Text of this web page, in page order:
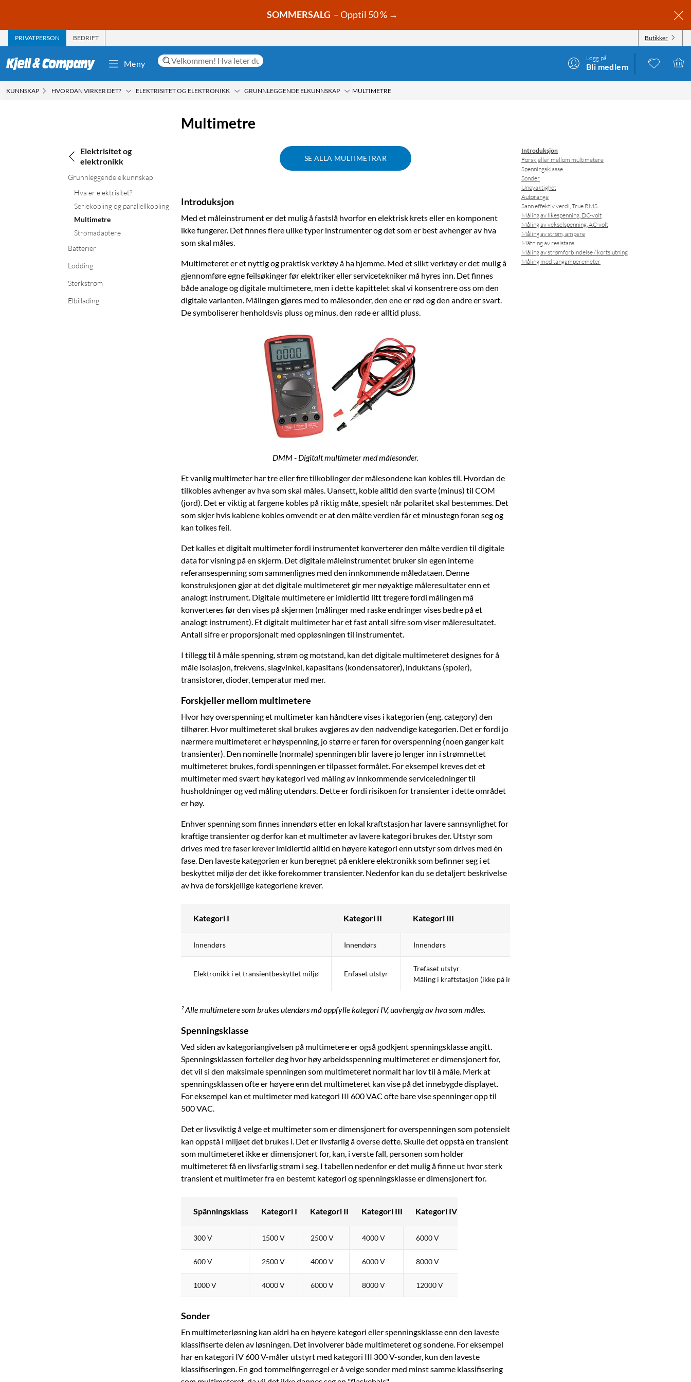
SOMMERSALG – Opptil 50 % →
PRIVATPERSON BEDRIFT Butikker
Meny
Logg på
Bli medlem
KUNNSKAP HVORDAN VIRKER DET? ELEKTRISITET OG ELEKTRONIKK GRUNNLEGGENDE ELKUNNSKAP MULTIMETRE
Multimetre
Elektrisitet og
elektronikk
Grunnleggende elkunnskap
Hva er elektrisitet?
Seriekobling og parallellkobling
Multimetre
Strømadaptere
Batterier
Lodding
Sterkstrøm
Elbillading
Introduksjon
Forskjeller mellom multimetere
Spenningsklasse
Sonder
Unøyaktighet
Autorange
Sann effektiv verdi, True RMS
Måling av likespenning, DC-volt
Måling av vekselspenning, AC-volt
Måling av strøm, ampere
Mätning av resistans
Måling av strømforbindelse / kortslutning
Måling med tangamperemeter
SE ALLA MULTIMETRAR
Introduksjon
Med et måleinstrument er det mulig å fastslå hvorfor en elektrisk krets eller en komponent
ikke fungerer. Det finnes flere ulike typer instrumenter og det som er best avhenger av hva
som skal måles.
Multimeteret er et nyttig og praktisk verktøy å ha hjemme. Med et slikt verktøy er det mulig å
gjennomføre egne feilsøkinger før elektriker eller servicetekniker må hyres inn. Det finnes
både analoge og digitale multimetere, men i dette kapittelet skal vi konsentrere oss om den
digitale varianten. Målingen gjøres med to målesonder, den ene er rød og den andre er svart.
De symboliserer henholdsvis pluss og minus, den røde er alltid pluss.
DMM - Digitalt multimeter med målesonder.
Et vanlig multimeter har tre eller fire tilkoblinger der målesondene kan kobles til. Hvordan de
tilkobles avhenger av hva som skal måles. Uansett, koble alltid den svarte (minus) til COM
(jord). Det er viktig at fargene kobles på riktig måte, spesielt når polaritet skal bestemmes. Det
som skjer hvis kablene kobles omvendt er at den målte verdien får et minustegn foran seg og
kan tolkes feil.
Det kalles et digitalt multimeter fordi instrumentet konverterer den målte verdien til digitale
data for visning på en skjerm. Det digitale måleinstrumentet bruker sin egen interne
referansespenning som sammenlignes med den innkommende måledataen. Denne
konstruksjonen gjør at det digitale multimeteret gir mer nøyaktige måleresultater enn et
analogt instrument. Digitale multimetere er imidlertid litt tregere fordi målingen må
konverteres før den vises på skjermen (målinger med raske endringer vises bedre på et
analogt instrument). Et digitalt multimeter har et fast antall sifre som viser måleresultatet.
Antall sifre er proporsjonalt med oppløsningen til instrumentet.
I tillegg til å måle spenning, strøm og motstand, kan det digitale multimeteret designes for å
måle isolasjon, frekvens, slagvinkel, kapasitans (kondensatorer), induktans (spoler),
transistorer, dioder, temperatur med mer.
Forskjeller mellom multimetere
Hvor høy overspenning et multimeter kan håndtere vises i kategorien (eng. category) den
tilhører. Hvor multimeteret skal brukes avgjøres av den nødvendige kategorien. Det er fordi jo
nærmere multimeteret er høyspenning, jo større er faren for overspenning (noen ganger kalt
transienter). Den nominelle (normale) spenningen blir lavere jo lenger inn i strømnettet
multimeteret brukes, fordi spenningen er tilpasset formålet. For eksempel kreves det et
multimeter med svært høy kategori ved måling av innkommende serviceledninger til
husholdninger og ved måling utendørs. Dette er fordi risikoen for transienter i dette området
er høy.
Enhver spenning som finnes innendørs etter en lokal kraftstasjon har lavere sannsynlighet for
kraftige transienter og derfor kan et multimeter av lavere kategori brukes der. Utstyr som
drives med tre faser krever imidlertid alltid en høyere kategori enn utstyr som drives med én
fase. Den laveste kategorien er kun beregnet på enklere elektronikk som befinner seg i et
beskyttet miljø der det ikke forekommer transienter. Nedenfor kan du se detaljert beskrivelse
av hva de forskjellige kategoriene krever.
Kategori I Kategori II Kategori III
Innendørs Innendørs Innendørs
Elektronikk i et transientbeskyttet miljø Enfaset utstyr
Trefaset utstyr
Måling i kraftstasjon (ikke på innkommende serviceledning)
² Alle multimetere som brukes utendørs må oppfylle kategori IV, uavhengig av hva som måles.
Spenningsklasse
Ved siden av kategoriangivelsen på multimetere er også godkjent spenningsklasse angitt.
Spenningsklassen forteller deg hvor høy arbeidsspenning multimeteret er dimensjonert for,
det vil si den maksimale spenningen som multimeteret normalt har lov til å måle. Merk at
spenningsklassen ofte er høyere enn det multimeteret kan vise på det innebygde displayet.
For eksempel kan et multimeter med kategori III 600 VAC ofte bare vise spenninger opp til
500 VAC.
Det er livsviktig å velge et multimeter som er dimensjonert for overspenningen som potensielt
kan oppstå i miljøet det brukes i. Det er livsfarlig å overse dette. Skulle det oppstå en transient
som multimeteret ikke er dimensjonert for, kan, i verste fall, personen som holder
multimeteret få en livsfarlig strøm i seg. I tabellen nedenfor er det mulig å finne ut hvor sterk
transient et multimeter fra en bestemt kategori og spenningsklasse er dimensjonert for.
Spänningsklass Kategori I Kategori II Kategori III Kategori IV
300 V 1500 V 2500 V 4000 V 6000 V
600 V 2500 V 4000 V 6000 V 8000 V
1000 V 4000 V 6000 V 8000 V 12000 V
Sonder
En multimeterløsning kan aldri ha en høyere kategori eller spenningsklasse enn den laveste
klassifiserte delen av løsningen. Det involverer både multimeteret og sondene. For eksempel
har en kategori IV 600 V-måler utstyrt med kategori III 300 V-sonder, kun den laveste
klassifiseringen. En god tommelfingerregel er å velge sonder med minst samme klassifisering